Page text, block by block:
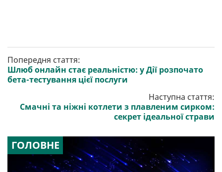
Попередня стаття:
Шлюб онлайн стає реальністю: у Дії розпочато
бета-тестування цієї послуги
Наступна стаття:
Смачні та ніжні котлети з плавленим сирком:
секрет ідеальної страви
ГОЛОВНЕ